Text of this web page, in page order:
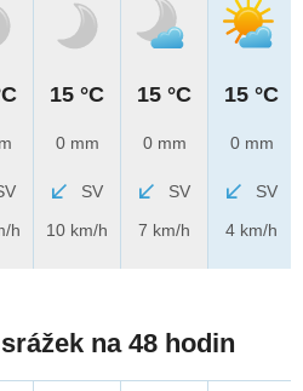
h
15 °C
0 mm
SV
10 km/h
15 °C
0 mm
SV
7 km/h
15 °C
0 mm
SV
4 km/h
na 48 hodin